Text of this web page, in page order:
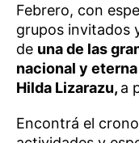
Febrero, con
grupos invitados
de una de las
nacional y
Hilda Lizarazu, a
Encontrá el